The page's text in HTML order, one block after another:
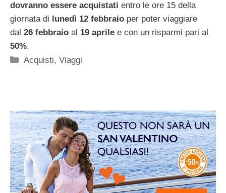
dovranno essere acquistati entro le ore 15 della
giornata di lunedì 12 febbraio per poter viaggiare
dal 26 febbraio al 19 aprile e con un risparmi pari al
50%.
Categorie
Acquisti,Viaggi